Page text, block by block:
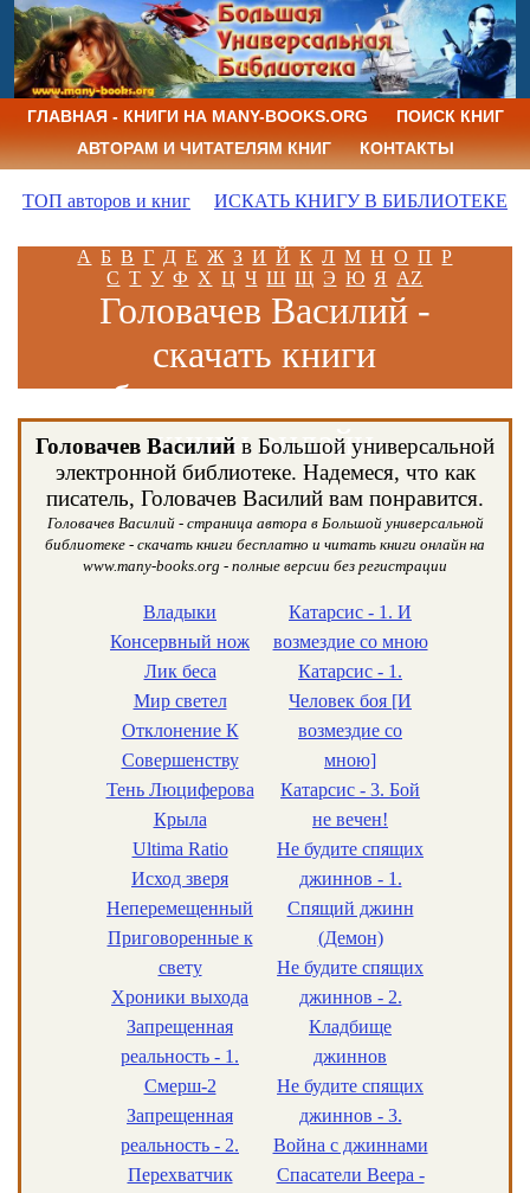
ГЛАВНАЯ - КНИГИ НА MANY-BOOKS.ORG
ПОИСК КНИГ
АВТОРАМ И ЧИТАТЕЛЯМ КНИГ
КОНТАКТЫ
ТОП авторов и книг ИСКАТЬ КНИГУ В БИБЛИОТЕКЕ
А Б В Г Д Е Ж З И Й К Л М Н О П Р
С Т У Ф Х Ц Ч Ш Щ Э Ю Я AZ
Головачев Василий -
скачать книги
бесплатно и читать
книги онлайн
Головачев Василий в Большой универсальной
электронной библиотеке. Надемеся, что как
писатель, Головачев Василий вам понравится.
Головачев Василий - страница автора в Большой универсальной
библиотеке - скачать книги бесплатно и читать книги онлайн на
www.many-books.org - полные версии без регистрации
Владыки
Консервный нож
Лик беса
Мир светел
Отклонение К
Совершенству
Тень Люциферова
Крыла
Ultima Ratio
Исход зверя
Неперемещенный
Приговоренные к
свету
Хроники выхода
Запрещенная
реальность - 1.
Смерш-2
Запрещенная
реальность - 2.
Перехватчик
Катарсис - 1. И
возмездие со мною
Катарсис - 1.
Человек боя [И
возмездие со
мною]
Катарсис - 3. Бой
не вечен!
Не будите спящих
джиннов - 1.
Спящий джинн
(Демон)
Не будите спящих
джиннов - 2.
Кладбище
джиннов
Не будите спящих
джиннов - 3.
Война с джиннами
Спасатели Веера -